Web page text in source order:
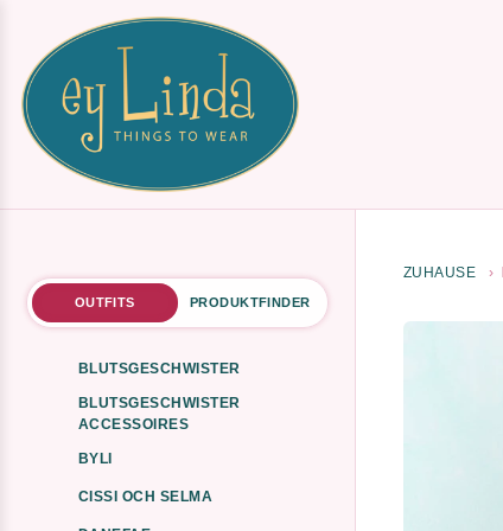
OUTFITS PRODUKTFINDER
BLUTSGESCHWISTER
BLUTSGESCHWISTER
ACCESSOIRES
BYLI
CISSI OCH SELMA
ZUHAUSE